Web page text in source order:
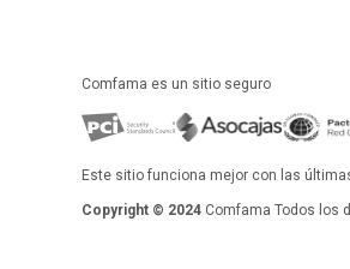
Comfama es un sitio seguro
Este sitio funciona mejor con las
Copyright © 2024 Comfama Todos los